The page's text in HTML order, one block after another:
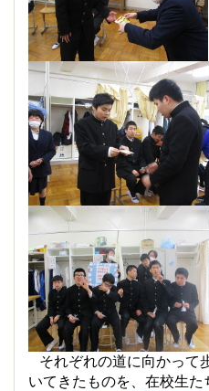
それぞれの道に向かって
いてきたものを、在校生